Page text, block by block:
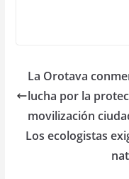
La Orotava
lucha por la
movilización
Los ecologistas